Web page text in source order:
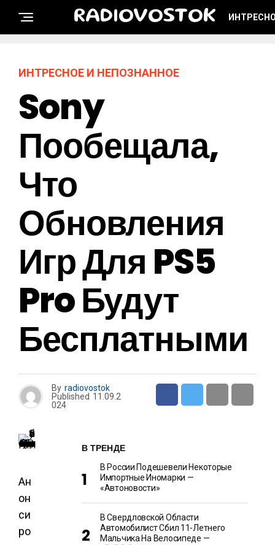
RADIOVOSTOK
ИНТРЕСНОЕ И НЕПОЗНАННОЕ
Sony
Пообещала,
Что
Обновления
Игр Для PS5
Pro Будут
Бесплатными
By radiovostok
Published 11.09.2
024
Ан
он
си
ро
В ТРЕНДЕ
В России Подешевели Некоторые
Импортные Иномарки —
«Автоновости»
В Свердловской Области
Автомобилист Сбил 11-Летнего
Мальчика На Велосипеде —